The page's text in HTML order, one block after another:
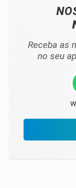
Receba as
no seu